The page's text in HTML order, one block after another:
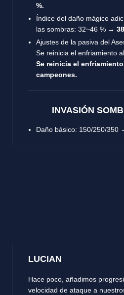
%.
Índice del daño mágico
las sombras: 32~46 % →
Ajustes de la pasiva del
Se reinicia el enfriamiento
Se reinicia el
campeones.
INVASIÓN
Daño básico: 150/250/350
LUCIAN
Hace poco, añadimos
velocidad de ataque a